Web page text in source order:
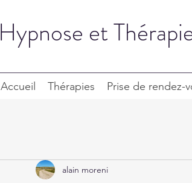
Hypnose et
Accueil Thérapies Prise de rendez-
alain moreni